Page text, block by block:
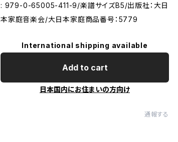
: 979-0-65005-411-9/楽譜サイズB5/出版社：大日
本家庭音楽会/大日本家庭商品番号：5779
International shipping available
Add to cart
日本国内にお住まいの方向け
通報する